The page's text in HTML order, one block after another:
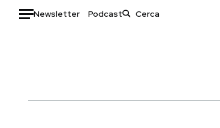
Newsletter Podcast
Italia
Moda